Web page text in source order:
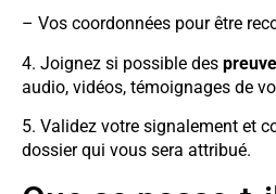
– Vos coordonnées pour être
4. Joignez si possible des
audio, vidéos, témoignages de
5. Validez votre signalement et
dossier qui vous sera attribué.